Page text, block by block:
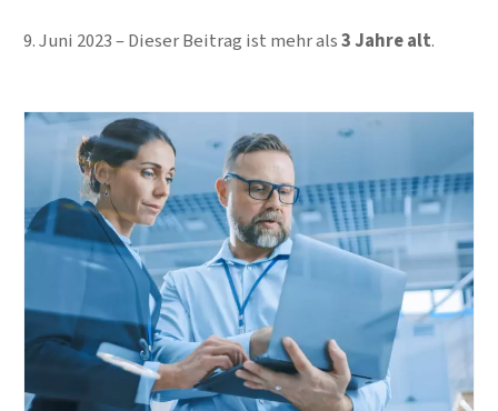
9. Juni 2023 Dieser Beitrag ist mehr als3 Jahre alt.